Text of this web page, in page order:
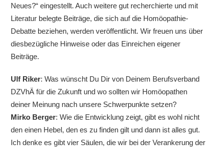
Neues?“ eingestellt. Auch weitere gut recherchierte und mit
Literatur belegte Beiträge, die sich auf die Homöopathie-
Debatte beziehen, werden veröffentlicht. Wir freuen uns über
diesbezügliche Hinweise oder das Einreichen eigener
Beiträge.
Ulf Riker: Was wünscht Du Dir von Deinem Berufsverband
DZVhÄ für die Zukunft und wo sollten wir Homöopathen
deiner Meinung nach unsere Schwerpunkte setzen?
Mirko Berger: Wie die Entwicklung zeigt, gibt es wohl nicht
den einen Hebel, den es zu finden gilt und dann ist alles gut.
Ich denke es gibt vier Säulen, die wir bei der Verankerung der